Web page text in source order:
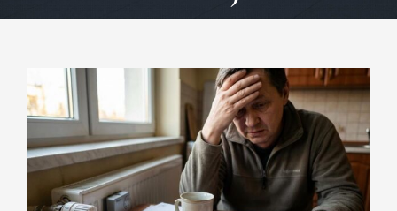
Larger